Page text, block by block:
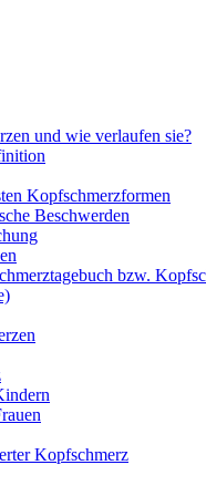
und wie verlaufen sie?
Kopfschmerzformen
Beschwerden
bzw.
Kopfschmerz